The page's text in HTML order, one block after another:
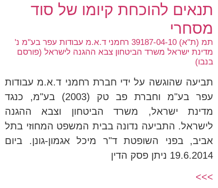
תנאים להוכחת קיומו של סוד
מסחרי
תמ (ת"א) 39187-04-10 רחמני ד.א.מ עבודות עפר בע"מ נ'
מדינת ישראל משרד הביטחון צבא ההגנה לישראל (פורסם
בנבו)
תביעה שהוגשה על ידי חברת רחמני ד.א.מ עבודות
עפר בע"מ וחברת פב טק (2003) בע"מ, כנגד
מדינת ישראל, משרד הביטחון וצבא ההגנה
לישראל. התביעה נדונה בבית המשפט המחוזי בתל
אביב, בפני השופטת ד"ר מיכל אגמון-גונן. ביום
19.6.2014 ניתן פסק הדין
>>>